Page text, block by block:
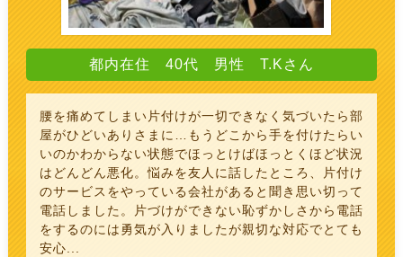
都内在住 40代 男性 T.Kさん
腰を痛めてしまい片付けが一切できなく気づいたら部
屋がひどいありさまに…もうどこから手を付けたらい
いのかわからない状態でほっとけばほっとくほど状況
はどんどん悪化。悩みを友人に話したところ、片付け
のサービスをやっている会社があると聞き思い切って
電話しました。片づけができない恥ずかしさから電話
をするのには勇気が入りましたが親切な対応でとても
安心...